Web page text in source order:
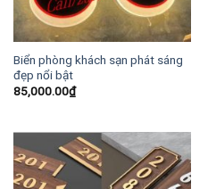
Biển phòng khách sạn phát sáng
đẹp nổi bật
85,000.00₫